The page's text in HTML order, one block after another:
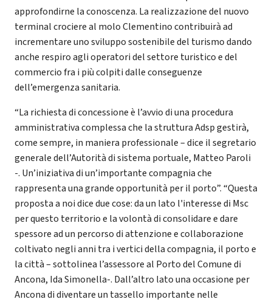
approfondirne la conoscenza. La realizzazione del nuovo
terminal crociere al molo Clementino contribuirà ad
incrementare uno sviluppo sostenibile del turismo dando
anche respiro agli operatori del settore turistico e del
commercio fra i più colpiti dalle conseguenze
dell’emergenza sanitaria.
“La richiesta di concessione è l’avvio di una procedura
amministrativa complessa che la struttura Adsp gestirà,
come sempre, in maniera professionale – dice il segretario
generale dell’Autorità di sistema portuale, Matteo Paroli
-. Un’iniziativa di un’importante compagnia che
rappresenta una grande opportunità per il porto”. “Questa
proposta a noi dice due cose: da un lato l'interesse di Msc
per questo territorio e la volontà di consolidare e dare
spessore ad un percorso di attenzione e collaborazione
coltivato negli anni tra i vertici della compagnia, il porto e
la città – sottolinea l’assessore al Porto del Comune di
Ancona, Ida Simonella-. Dall’altro lato una occasione per
Ancona di diventare un tassello importante nelle